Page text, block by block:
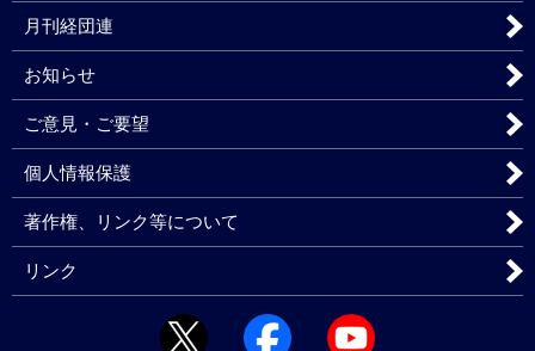
月刊経団連
お知らせ
ご意見・ご要望
個人情報保護
著作権、リンク等について
リンク